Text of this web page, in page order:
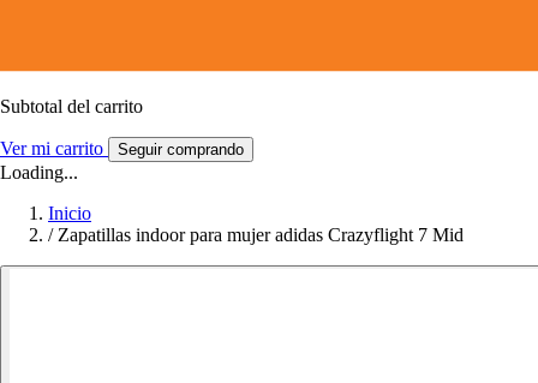
Subtotal del carrito
Ver mi carrito Seguir comprando
Loading...
Inicio
/ Zapatillas indoor para mujer adidas Crazyflight 7 Mid